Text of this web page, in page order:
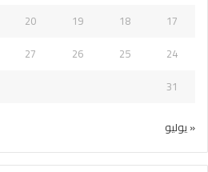
17
18
19
20
24
25
26
27
31
« يوليو